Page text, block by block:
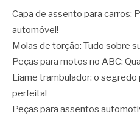
Capa de assento para carros:
automóvel!
Molas de torção: Tudo sobre
Peças para motos no ABC:
Liame trambulador: o
perfeita!
Peças para assentos